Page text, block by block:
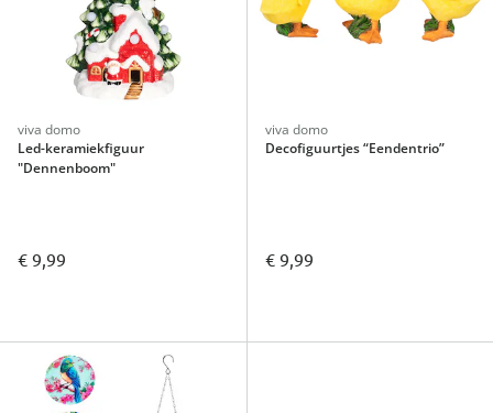
viva domo
Led-keramiekfiguur
"Dennenboom"
€ 9,99
viva domo
Decofiguurtjes “Eendentrio”
€ 9,99